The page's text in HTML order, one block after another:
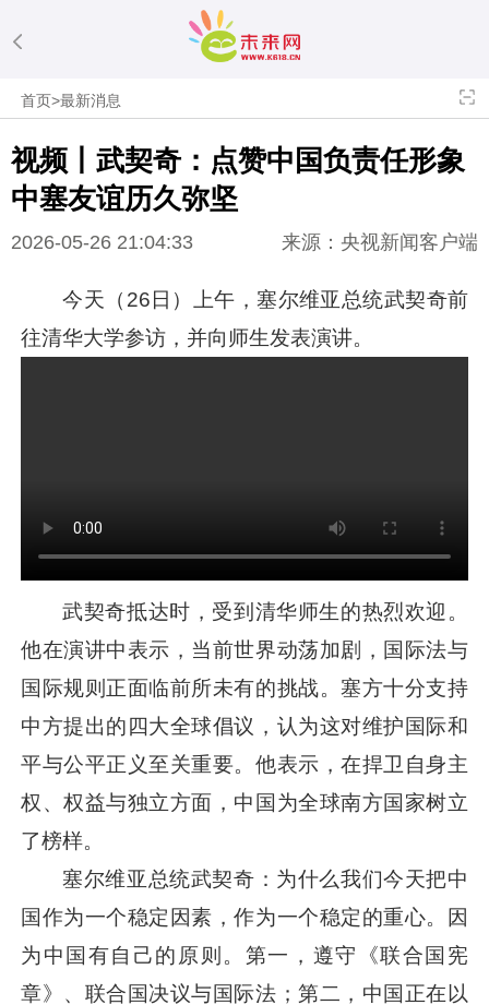
首页>最新消息
视频丨武契奇：点赞中国负责任形象
中塞友谊历久弥坚
2026-05-26 21:04:33 来源：央视新闻客户端
今天（26日）上午，塞尔维亚总统武契奇前
往清华大学参访，并向师生发表演讲。
武契奇抵达时，受到清华师生的热烈欢迎。
他在演讲中表示，当前世界动荡加剧，国际法与
国际规则正面临前所未有的挑战。塞方十分支持
中方提出的四大全球倡议，认为这对维护国际和
平与公平正义至关重要。他表示，在捍卫自身主
权、权益与独立方面，中国为全球南方国家树立
了榜样。
塞尔维亚总统武契奇：为什么我们今天把中
国作为一个稳定因素，作为一个稳定的重心。因
为中国有自己的原则。第一，遵守《联合国宪
章》、联合国决议与国际法；第二，中国正在以